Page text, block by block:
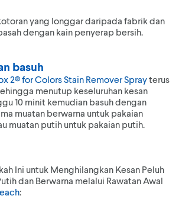
yang longgar daripada fabrik dan
dengan kain penyerap bersih.
basuh
2® for Colors Stain Remover Sprayterus
menutup keseluruhan kesan
10 minit kemudian basuh dengan
muatan berwarna untuk pakaian
muatan putih untuk pakaian putih.
Ini untuk Menghilangkan Kesan Peluh
dan Berwarna melalui Rawatan Awal
: